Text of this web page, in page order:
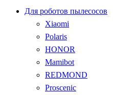
Для роботов пылесосов
Xiaomi
Polaris
HONOR
Mamibot
REDMOND
Proscenic